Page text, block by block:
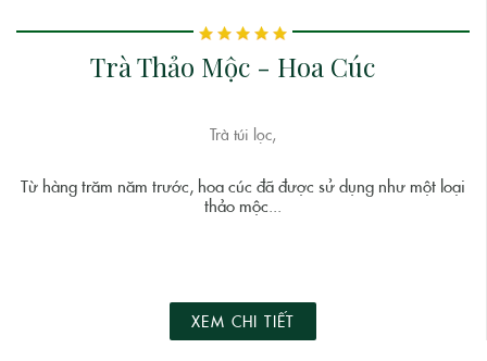
Trà Thảo Mộc - Hoa Cúc
Trà túi lọc,
Từ hàng trăm năm trước, hoa cúc đã được sử dụng như một loại
thảo mộc...
XEM CHI TIẾT